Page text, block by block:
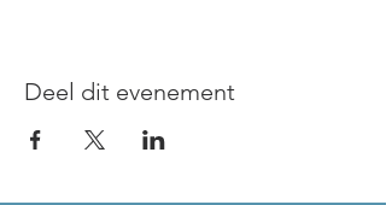
Deel dit evenement